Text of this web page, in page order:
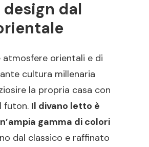
dal
atmosfere orientali e di
cultura millenaria
la propria casa con
futon. Il divano letto è
gamma di colori
dal classico e raffinato